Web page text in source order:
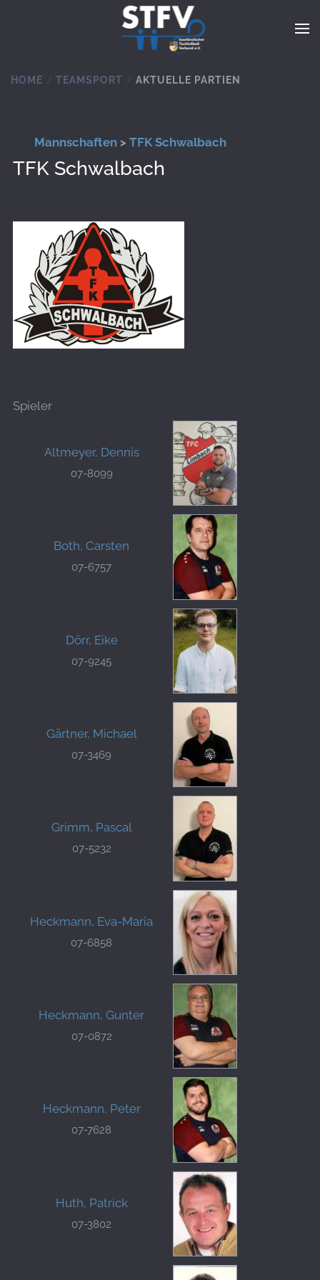
Zum Hauptinhalt springen
HOME TEAMSPORT AKTUELLE PARTIEN
Mannschaften > TFK Schwalbach
TFK Schwalbach
Spieler
Altmeyer, Dennis
07-8099
Both, Carsten
07-6757
Dörr, Eike
07-9245
Gärtner, Michael
07-3469
Grimm, Pascal
07-5232
Heckmann, Eva-Maria
07-6858
Heckmann, Gunter
07-0872
Heckmann, Peter
07-7628
Huth, Patrick
07-3802